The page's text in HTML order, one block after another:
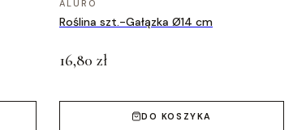
ALURO
Roślina szt.-Gałązka Ø14 cm
16,80 zł
DO KOSZYKA